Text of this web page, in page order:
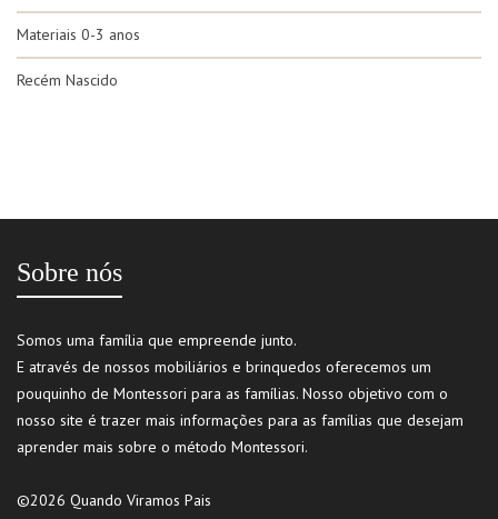
Materiais 0-3 anos
Recém Nascido
Sobre nós
Somos uma família que empreende junto.
E através de nossos mobiliários e brinquedos oferecemos um
pouquinho de Montessori para as famílias. Nosso objetivo com o
nosso site é trazer mais informações para as famílias que desejam
aprender mais sobre o método Montessori.
©2026 Quando Viramos Pais